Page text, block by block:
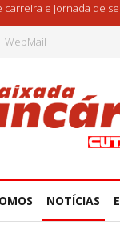
e jornada de
WebMail
NOTÍCIAS